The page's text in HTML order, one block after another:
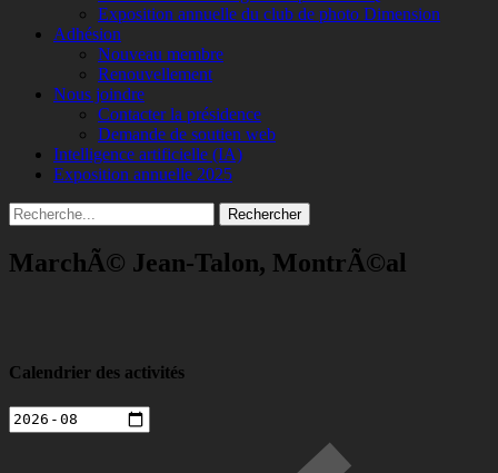
Exposition annuelle du club de photo Dimension
Adhésion
Nouveau membre
Renouvellement
Nous joindre
Contacter la présidence
Demande de soutien web
Intelligence artificielle (IA)
Exposition annuelle 2025
Recherche
Rechercher :
MarchÃ© Jean-Talon, MontrÃ©al
Calendrier des activités